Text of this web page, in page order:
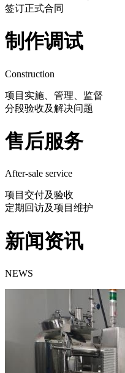
签订正式合同
制作调试
Construction
项目实施、管理、监督
分段验收及解决问题
售后服务
After-sale service
项目交付及验收
定期回访及项目维护
新闻资讯
NEWS